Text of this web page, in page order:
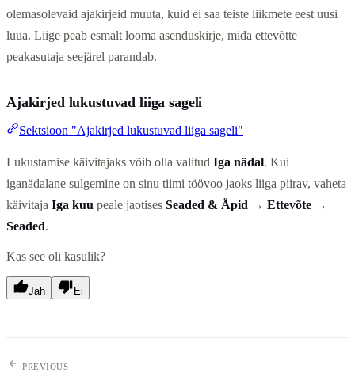
olemasolevaid ajakirjeid muuta, kuid ei saa teiste liikmete eest uusi
luua. Liige peab esmalt looma asenduskirje, mida ettevõtte
peakasutaja seejärel parandab.
Ajakirjed lukustuvad liiga sageli
Sektsioon "Ajakirjed lukustuvad liiga sageli"
Lukustamise käivitajaks võib olla valitud Iga nädal. Kui
iganädalane sulgemine on sinu tiimi töövoo jaoks liiga piirav, vaheta
käivitaja Iga kuu peale jaotises Seaded & Äpid → Ettevõte →
Seaded.
Kas see oli kasulik?
Jah Ei
PREVIOUS